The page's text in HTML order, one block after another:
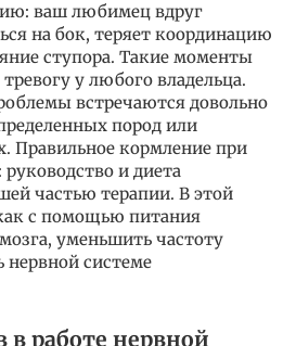
ваш любимец вдруг
на бок, теряет координацию
ступора. Такие моменты
у любого владельца.
встречаются довольно
пород или
кормление при
и диета
частью терапии. В этой
с помощью питания
уменьшить частоту
нервной системе
работе нервной